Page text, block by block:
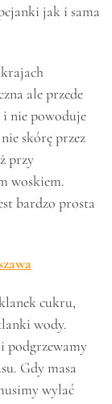
jak i sama
ale przede
nie powoduje
skórę przez
przy
woskiem.
bardzo prosta
cukru,
wody.
podgrzewamy
Gdy masa
wylać